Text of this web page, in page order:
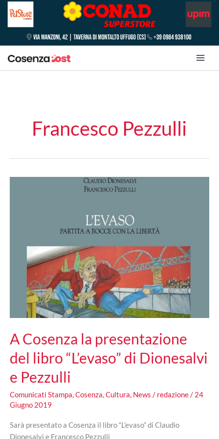
Francesco Pezzulli
A Cosenza la presentazione
del libro “L’evaso” di Dionesalvi
e Pezzulli
Comunicati Stampa Cosenza Cultura News / redazione / 24
Giugno 2019
Sarà presentato a Cosenza il libro “L’evaso” di Claudio
Dionesalvi e Francesco Pezzulli